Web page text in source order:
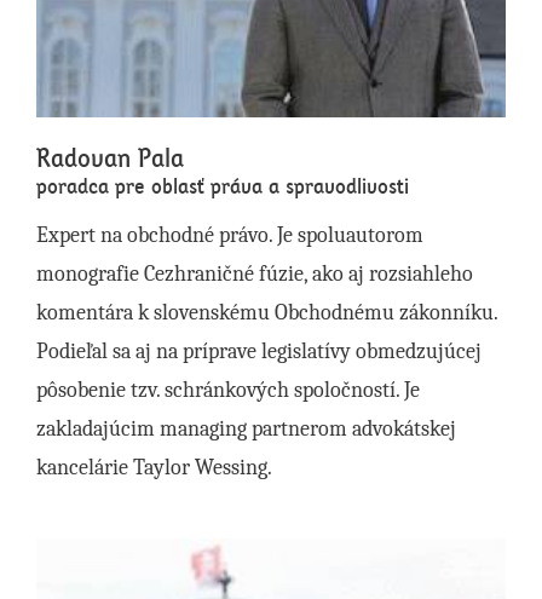
Radovan Pala
poradca pre oblasť práva a spravodlivosti
Expert na obchodné právo. Je spoluautorom
monografie Cezhraničné fúzie, ako aj rozsiahleho
komentára k slovenskému Obchodnému zákonníku.
Podieľal sa aj na príprave legislatívy obmedzujúcej
pôsobenie tzv. schránkových spoločností. Je
zakladajúcim managing partnerom advokátskej
kancelárie Taylor Wessing.